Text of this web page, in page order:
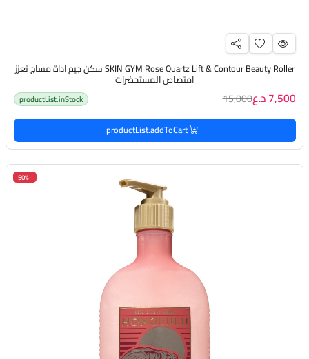
SKIN GYM Rose Quartz Lift & Contour Beauty Roller سكن جيم اداة مساج تعزز
امتصاص المستحضرات
7,500 د.ع 15,000
productList.inStock
productList.addToCart
-50%